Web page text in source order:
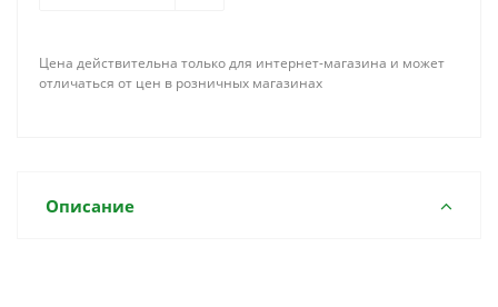
Цена действительна только для интернет-магазина и может
отличаться от цен в розничных магазинах
Описание